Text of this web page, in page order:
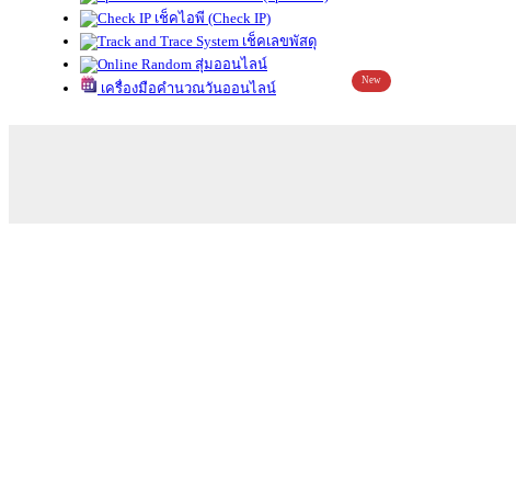
เช็คไอพี (Check IP)
เช็คเลขพัสดุ
สุ่มออนไลน์
เครื่องมือคำนวณวันออนไลน์
New